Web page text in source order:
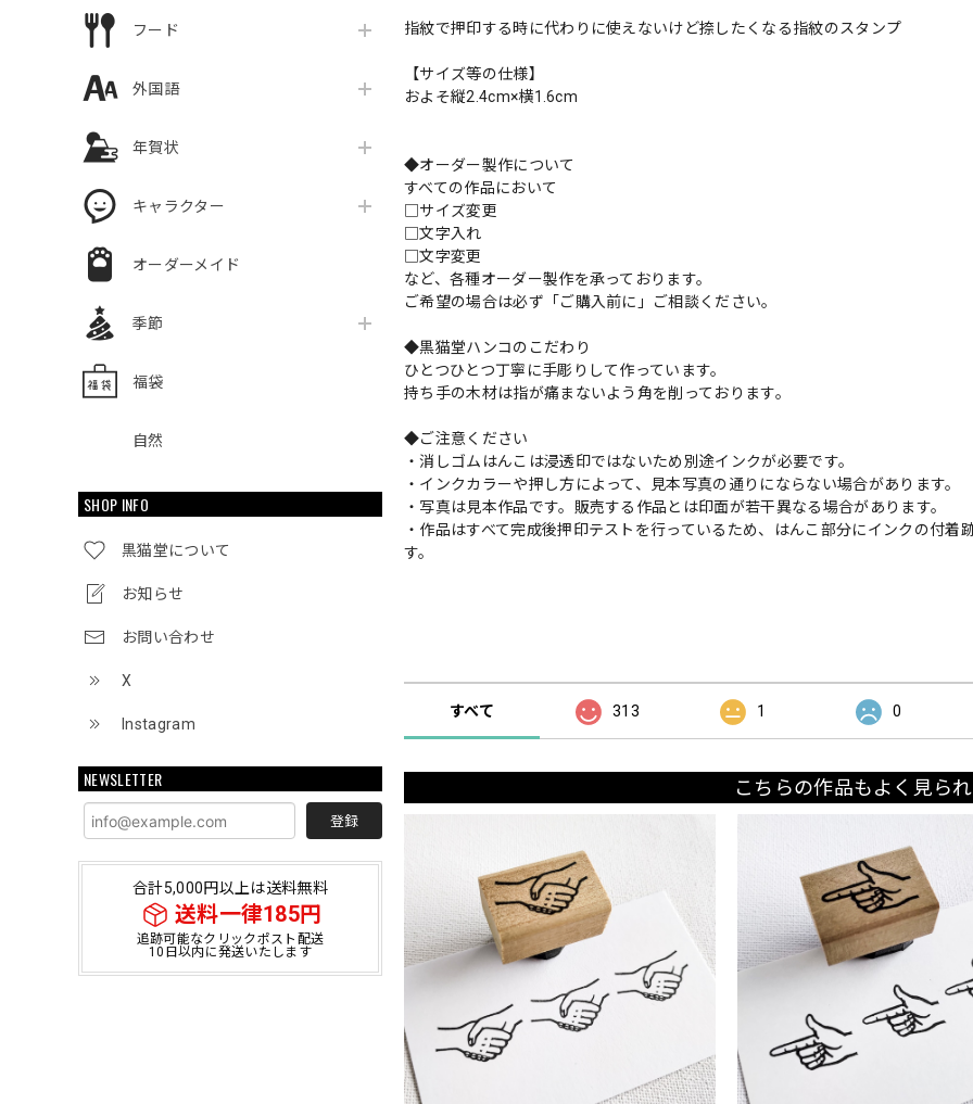
フード
外国語
年賀状
キャラクター
オーダーメイド
季節
福袋
自然
SHOP INFO
黒猫堂について
お知らせ
お問い合わせ
X
Instagram
NEWSLETTER
登録
合計5,000円以上は送料無料
送料一律185円
追跡可能なクリックポスト配送
10日以内に発送いたします
指紋で押印する時に代わりに使えないけど捺したくなる指紋のスタンプ
【サイズ等の仕様】
およそ縦2.4cm×横1.6cm
◆オーダー製作について
すべての作品において
□サイズ変更
□文字入れ
□文字変更
など、各種オーダー製作を承っております。
ご希望の場合は必ず「ご購入前に」ご相談ください。
◆黒猫堂ハンコのこだわり
ひとつひとつ丁寧に手彫りして作っています。
持ち手の木材は指が痛まないよう角を削っております。
◆ご注意ください
・消しゴムはんこは浸透印ではないため別途インクが必要です。
・インクカラーや押し方によって、見本写真の通りにならない場合があります。
・写真は見本作品です。販売する作品とは印面が若干異なる場合があります。
・作品はすべて完成後押印テストを行っているため、はんこ部分にインクの付
す。
すべて 313 1 0
こちらの作品もよく見ら